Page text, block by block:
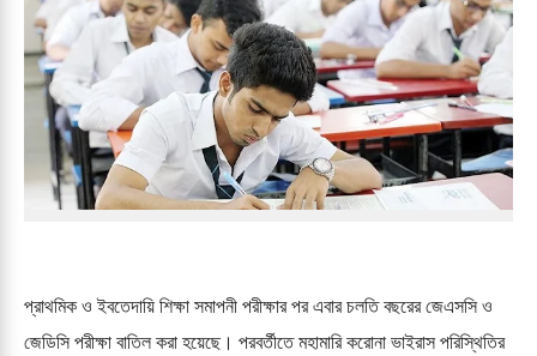
প্রাথমিক ও ইবতেদায়ি শিক্ষা সমাপনী পরীক্ষার পর এবার চলতি বছরের জেএসসি ও
জেডিসি পরীক্ষা বাতিল করা হয়েছে। পরবর্তীতে মহামারি করোনা ভাইরাস পরিস্থিতির